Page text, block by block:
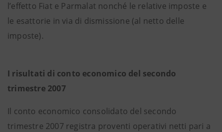
l’effetto Fiat e Parmalat nonché le relative imposte e
le esattorie in via di dismissione (al netto delle
imposte).
I risultati di conto economico del secondo
trimestre 2007
Il conto economico consolidato del secondo
trimestre 2007 registra proventi operativi netti pari a